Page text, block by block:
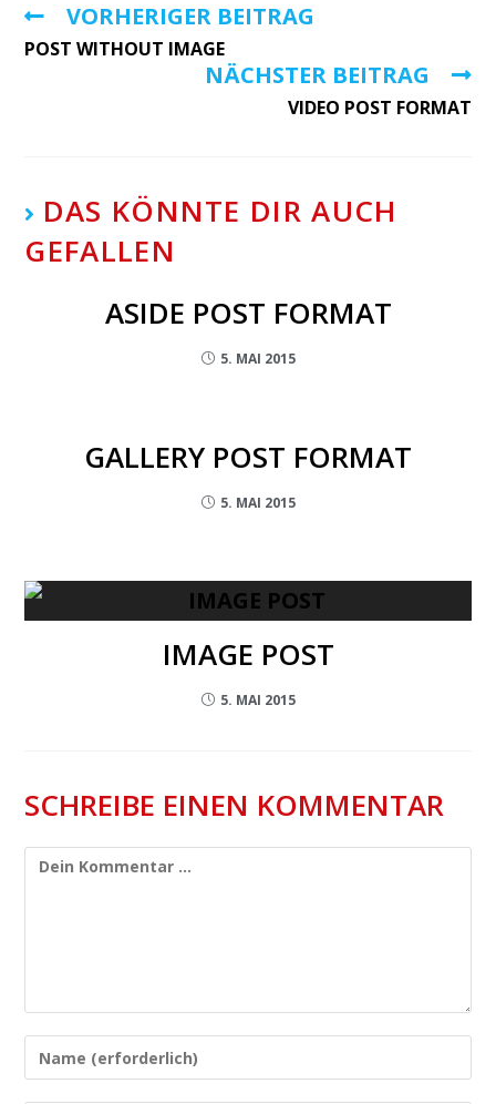
VORHERIGER BEITRAG
POST WITHOUT IMAGE
NÄCHSTER BEITRAG
VIDEO POST FORMAT
DAS KÖNNTE DIR AUCH
GEFALLEN
ASIDE POST FORMAT
5. MAI 2015
GALLERY POST FORMAT
5. MAI 2015
IMAGE POST
5. MAI 2015
SCHREIBE EINEN KOMMENTAR